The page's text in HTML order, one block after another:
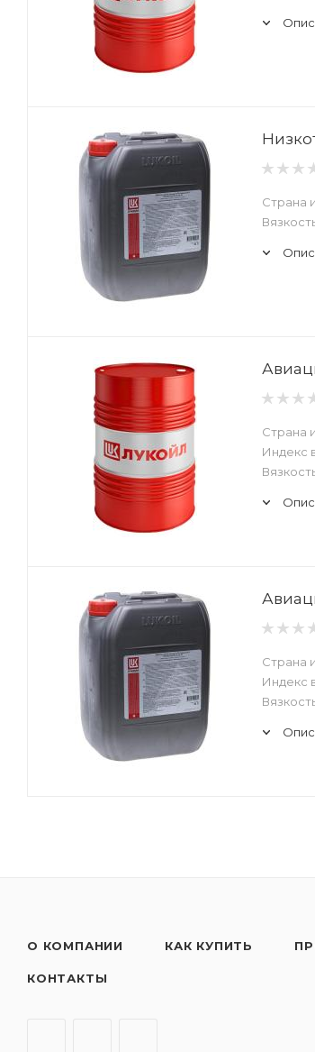
Страна
Страна
Индекс
Страна
Индекс
О КОМПАНИИ КАК КУПИТЬ
КОНТАКТЫ